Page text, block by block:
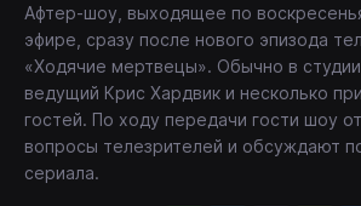
Афтер-шоу, выходящее по
эфире, сразу после нового эпизода
«Ходячие мертвецы». Обычно в
ведущий Крис Хардвик и несколько
гостей. По ходу передачи гости шоу
вопросы телезрителей и обсуждают
сериала.